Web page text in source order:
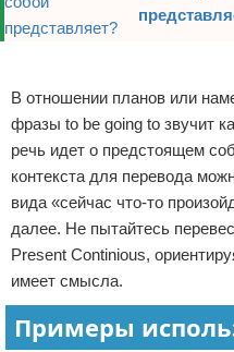
В отношении планов или
фразы to be going to звучит
речь идет о предстоящем
контекста для перевода
вида «сейчас что-то
далее. Не пытайтесь
Present Continious,
имеет смысла.
Примеры